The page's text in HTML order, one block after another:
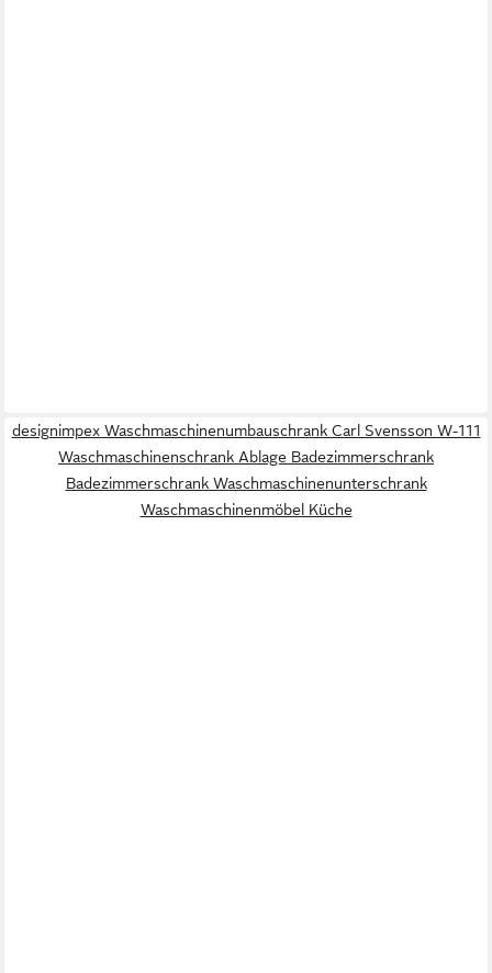
designimpex Waschmaschinenumbauschrank Carl Svensson W-111
Waschmaschinenschrank Ablage Badezimmerschrank
Badezimmerschrank Waschmaschinenunterschrank
Waschmaschinenmöbel Küche